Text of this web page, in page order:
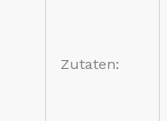
Zutaten: